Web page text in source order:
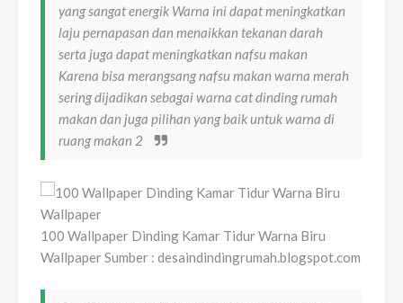
yang sangat energik Warna ini dapat meningkatkan
laju pernapasan dan menaikkan tekanan darah
serta juga dapat meningkatkan nafsu makan
Karena bisa merangsang nafsu makan warna merah
sering dijadikan sebagai warna cat dinding rumah
makan dan juga pilihan yang baik untuk warna di
ruang makan 2
100 Wallpaper Dinding Kamar Tidur Warna Biru
Wallpaper Sumber : desaindindingrumah.blogspot.com